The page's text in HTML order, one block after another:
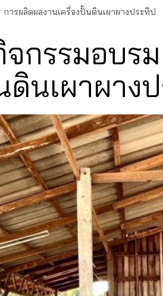
ารผลิตผลงานเครื่องปั้นดินเผาผางประทีป
กรรมอบร
นเผาผาง